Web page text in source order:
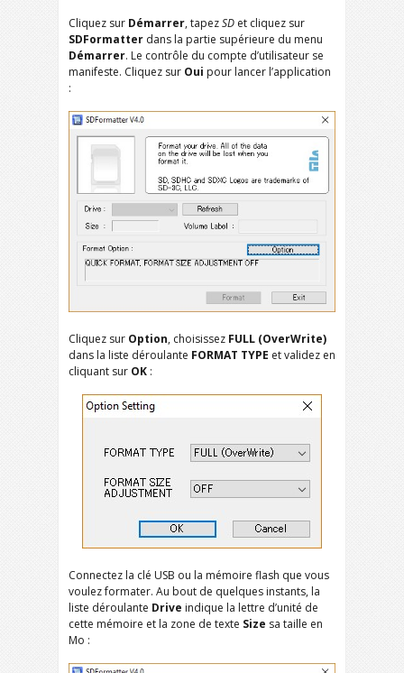
Cliquez sur Démarrer, tapezSD et cliquez sur
SDFormatter dans la partie supérieure du menu
Démarrer. Le contrôle du compte d’utilisateur se
manifeste. Cliquez sur Oui pour lancer l’application
:
Cliquez sur Option, choisissez FULL (OverWrite)
dans la liste déroulante FORMAT TYPE et validez en
cliquant sur OK :
Connectez la clé USB ou la mémoire flash que vous
voulez formater. Au bout de quelques instants, la
liste déroulante Drive indique la lettre d’unité de
cette mémoire et la zone de texte Size sa taille en
Mo :